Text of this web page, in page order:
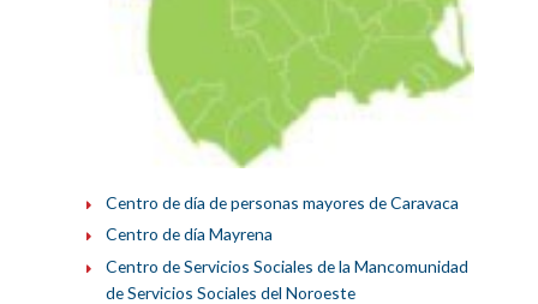
Centro de día de personas mayores de Caravaca
Centro de día Mayrena
Centro de Servicios Sociales de la Mancomunidad
de Servicios Sociales del Noroeste